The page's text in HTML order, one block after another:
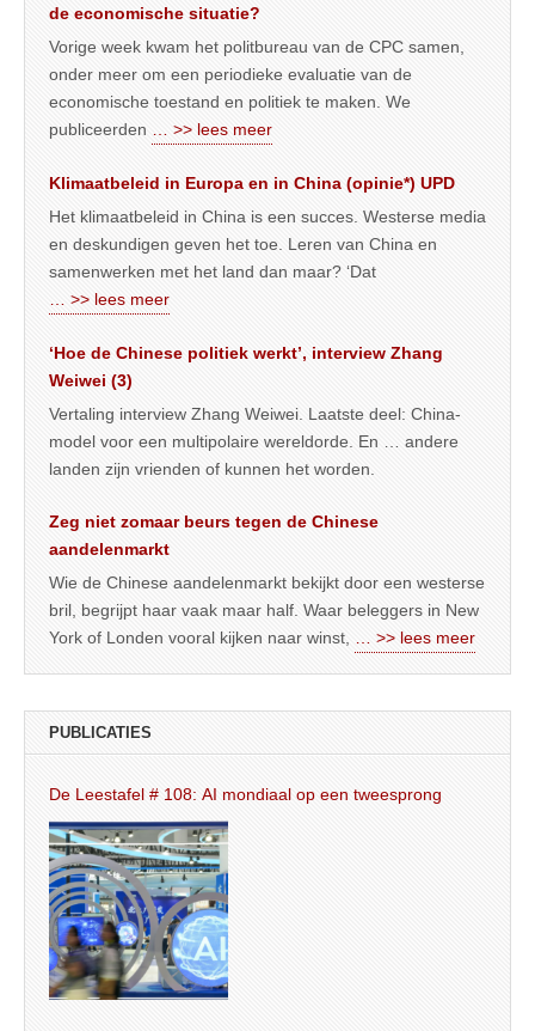
de economische situatie?
Vorige week kwam het politbureau van de CPC samen,
onder meer om een periodieke evaluatie van de
economische toestand en politiek te maken. We
publiceerden
… >> lees meer
Klimaatbeleid in Europa en in China (opinie*) UPD
Het klimaatbeleid in China is een succes. Westerse media
en deskundigen geven het toe. Leren van China en
samenwerken met het land dan maar? ‘Dat
… >> lees meer
‘Hoe de Chinese politiek werkt’, interview Zhang
Weiwei (3)
Vertaling interview Zhang Weiwei. Laatste deel: China-
model voor een multipolaire wereldorde. En … andere
landen zijn vrienden of kunnen het worden.
Zeg niet zomaar beurs tegen de Chinese
aandelenmarkt
Wie de Chinese aandelenmarkt bekijkt door een westerse
bril, begrijpt haar vaak maar half. Waar beleggers in New
York of Londen vooral kijken naar winst,
… >> lees meer
PUBLICATIES
De Leestafel # 108: AI mondiaal op een tweesprong